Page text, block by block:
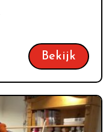
Bekijk